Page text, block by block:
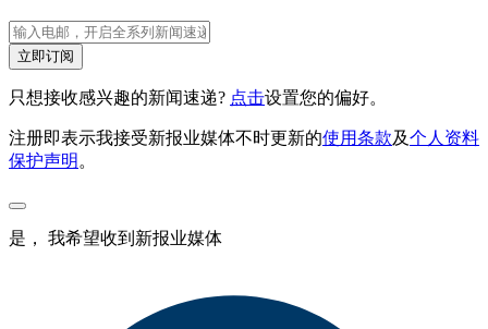
立即订阅
只想接收感兴趣的新闻速递? 点击设置您的偏好。
注册即表示我接受新报业媒体不时更新的使用条款及个人资料
保护声明 。
是， 我希望收到新报业媒体